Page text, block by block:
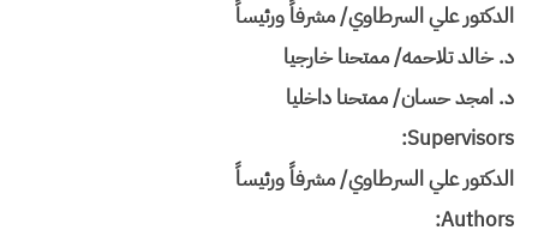
الدكتور علي السرطاوي/ مشرفاً ورئيساً
د. خالد تلاحمه/ ممتحنا خارجيا
د. امجد حسان/ ممتحنا داخليا
Supervisors:
الدكتور علي السرطاوي/ مشرفاً ورئيساً
Authors: